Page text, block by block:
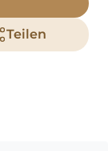
Teilen